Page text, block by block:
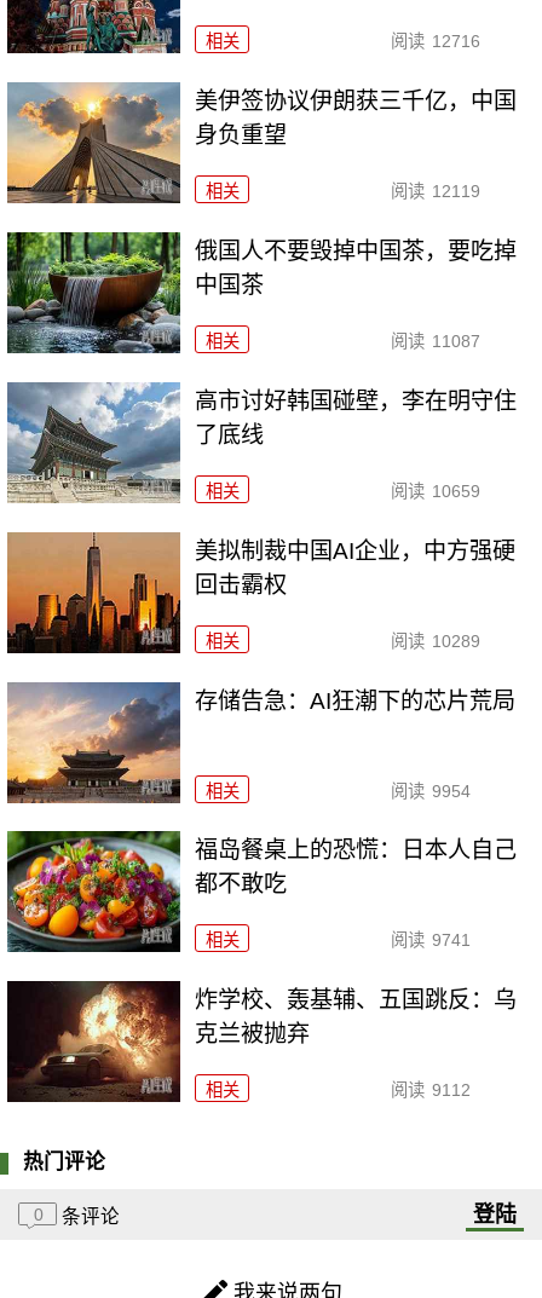
相关 阅读 12716
美伊签协议伊朗获三千亿，中国
身负重望
相关 阅读 12119
俄国人不要毁掉中国茶，要吃掉
中国茶
相关 阅读 11087
高市讨好韩国碰壁，李在明守住
了底线
相关 阅读 10659
美拟制裁中国AI企业，中方强硬
回击霸权
相关 阅读 10289
存储告急：AI狂潮下的芯片荒局
相关 阅读 9954
福岛餐桌上的恐慌：日本人自己
都不敢吃
相关 阅读 9741
炸学校、轰基辅、五国跳反：乌
克兰被抛弃
相关 阅读 9112
热门评论
0 条评论 登陆